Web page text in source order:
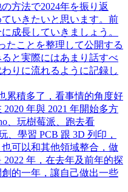
方法で2024年を振り返
いきたいと思います。前
成長していきましょう。
たことを整理して公開する
と実際にはあまり話すべ
りに流れるように記録し
累積多了，看事情的角度好
年與 2021 年開始多方
、玩樹莓派、跑去看
、學習 PCB 跟 3D 列印，
可以和其他領域整合，做
年，在去年及前年的探
的一年，讓自己做出一些